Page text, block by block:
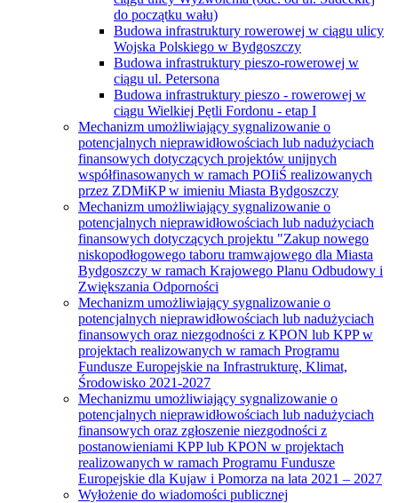
do początku wału)
Budowa infrastruktury rowerowej w ciągu ulicy
Wojska Polskiego w Bydgoszczy
Budowa infrastruktury pieszo-rowerowej w
ciągu ul. Petersona
Budowa infrastruktury pieszo - rowerowej w
ciągu Wielkiej Pętli Fordonu - etap I
Mechanizm umożliwiający sygnalizowanie o
potencjalnych nieprawidłowościach lub nadużyciach
finansowych dotyczących projektów unijnych
współfinasowanych w ramach POIiŚ realizowanych
przez ZDMiKP w imieniu Miasta Bydgoszczy
Mechanizm umożliwiający sygnalizowanie o
potencjalnych nieprawidłowościach lub nadużyciach
finansowych dotyczących projektu "Zakup nowego
niskopodłogowego taboru tramwajowego dla Miasta
Bydgoszczy w ramach Krajowego Planu Odbudowy i
Zwiększania Odporności
Mechanizm umożliwiający sygnalizowanie o
potencjalnych nieprawidłowościach lub nadużyciach
finansowych oraz niezgodności z KPON lub KPP w
projektach realizowanych w ramach Programu
Fundusze Europejskie na Infrastrukturę, Klimat,
Środowisko 2021-2027
Mechanizmu umożliwiający sygnalizowanie o
potencjalnych nieprawidłowościach lub nadużyciach
finansowych oraz zgłoszenie niezgodności z
postanowieniami KPP lub KPON w projektach
realizowanych w ramach Programu Fundusze
Europejskie dla Kujaw i Pomorza na lata 2021 – 2027
Wyłożenie do wiadomości publicznej